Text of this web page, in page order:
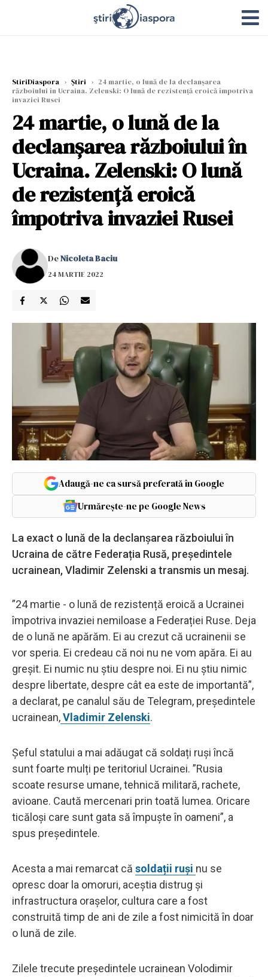
StiriDiaspora › Știri › 24 martie, o lună de la declanșarea
războiului în Ucraina. Zelenski: O lună de rezistență eroică împotriva
invaziei Rusei
24 martie, o lună de la
declanșarea războiului în
Ucraina. Zelenski: O lună
de rezistență eroică
împotriva invaziei Rusei
DeNicoleta Baciu
24 MARTIE 2022
Adaugă-ne ca sursă preferată în Google
Urmărește-ne pe Google News
La exact o lună de la declanșarea războiului în
Ucraina de către Federația Rusă, președintele
ucrainean, Vladimir Zelenski a transmis un mesaj.
”24 martie - o lună de rezistență eroică a Ucrainei
împotriva invaziei nemiloase a Federației Ruse. Deja
de o lună ne apărăm. Ei au crezut că ucrainenii se
vor speria. Ei credeau că noi nu ne vom apăra. Ei au
greșit. Ei numic nu știu despre noi. Ei nu știu nimic
despre libertate, despre cât ea este de importantă”,
a declarat, pe canalul său de Telegram, președintele
ucrainean,Vladimir Zelenski.
Șeful statului a mai adăugat că soldați ruși încă
sunt foarte mulți pe teritoriul Ucrainei. ”Rusia
scoate resurse umane, tehnică militară, rachete,
avioane. Caută mercenari prin toată lumea. Oricare
ticăloși care sunt gata să împuște în oameni”, a
spus președintele.
Acesta a mai remarcat că soldații ruși nu se
opresc doar la omoruri, aceștia distrug și
infrastructura orașelor, cultura care a fost
construită timp de ani de zile a fost nimicită în doar
o lună de zile.
Zilele trecute preşedintele ucrainean Volodimir